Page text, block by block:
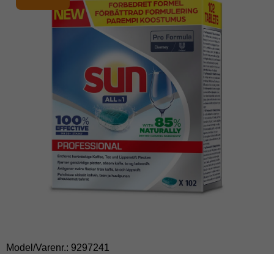
Model/Varenr.: 9297241